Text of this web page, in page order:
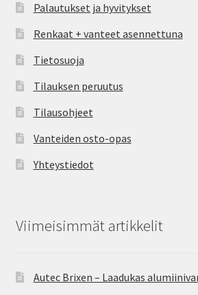
Palautukset ja hyvitykset
Renkaat + vanteet asennettuna
Tietosuoja
Tilauksen peruutus
Tilausohjeet
Vanteiden osto-opas
Yhteystiedot
Viimeisimmät artikkelit
Autec Brixen – Laadukas